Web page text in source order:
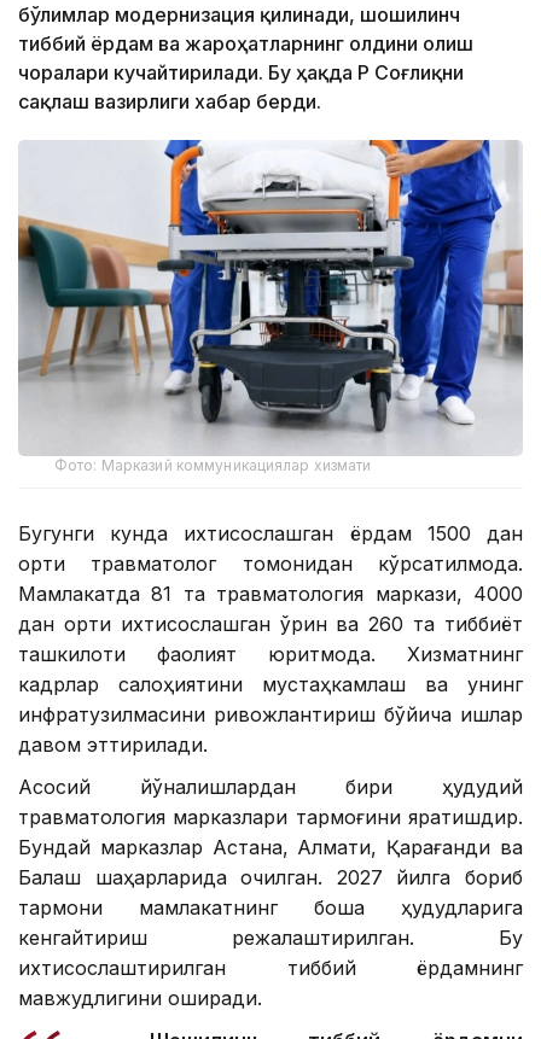
бўлимлар модернизация қилинади, шошилинч
тиббий ёрдам ва жароҳатларнинг олдини олиш
чоралари кучайтирилади. Бу ҳақда ҚР Соғлиқни
сақлаш вазирлиги хабар берди.
Фото: Марказий коммуникациялар хизмати
Бугунги кунда ихтисослашган ёрдам 1500 дан
ортиқ травматолог томонидан кўрсатилмоқда.
Мамлакатда 81 та травматология маркази, 4000
дан ортиқ ихтисослашган ўрин ва 260 та тиббиёт
ташкилоти фаолият юритмоқда. Хизматнинг
кадрлар салоҳиятини мустаҳкамлаш ва унинг
инфратузилмасини ривожлантириш бўйича ишлар
давом эттирилади.
Асосий йўналишлардан бири ҳудудий
травматология марказлари тармоғини яратишдир.
Бундай марказлар Астана, Алмати, Қарағанди ва
Балқаш шаҳарларида очилган. 2027 йилга бориб
тармоқни мамлакатнинг бошқа ҳудудларига
кенгайтириш режалаштирилган. Бу
ихтисослаштирилган тиббий ёрдамнинг
мавжудлигини оширади.